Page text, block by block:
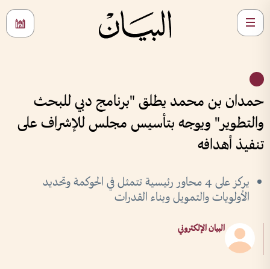
حمدان بن محمد يطلق "برنامج دبي للبحث
والتطوير" ويوجه بتأسيس مجلس للإشراف على
تنفيذ أهدافه
يركز على 4 محاور رئيسية تتمثل في الحوكمة وتحديد
الأولويات والتمويل وبناء القدرات
البيان الإلكتروني